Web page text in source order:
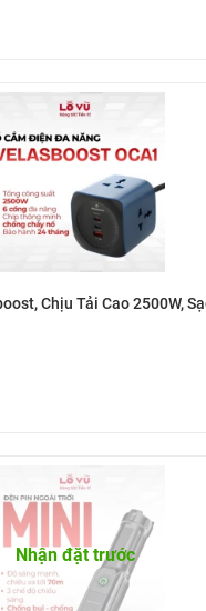
Chịu Tải Cao 2500W,
Nhận đặt trước